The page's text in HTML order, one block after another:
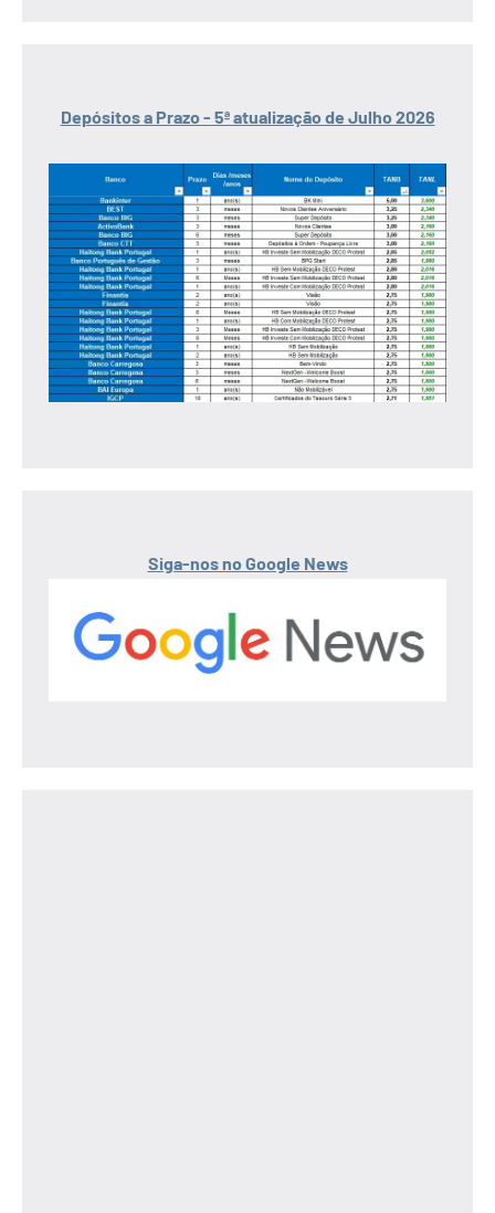
Depósitos a Prazo - 5ª atualização de Julho 2026
Siga-nos no Google News